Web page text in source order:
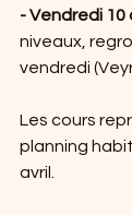
- Vendredi 10
niveaux,
vendredi
Les cours
planning
avril.